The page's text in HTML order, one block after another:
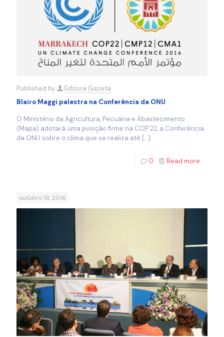
Published by
Editora Gazeta
Blairo Maggi palestra na Conferência da ONU
O Ministério da Agricultura, Pecuária e Abastecimento
(Mapa) adotará uma posição firme na COP 22, a Conferência
da ONU sobre o clima que se realiza até […]
0 Read more
outubro 19, 2016